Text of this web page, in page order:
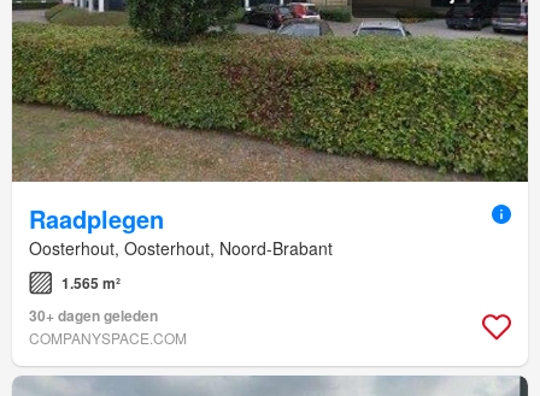
Raadplegen
Oosterhout, Oosterhout, Noord-Brabant
1.565 m²
30+ dagen geleden
COMPANYSPACE.COM